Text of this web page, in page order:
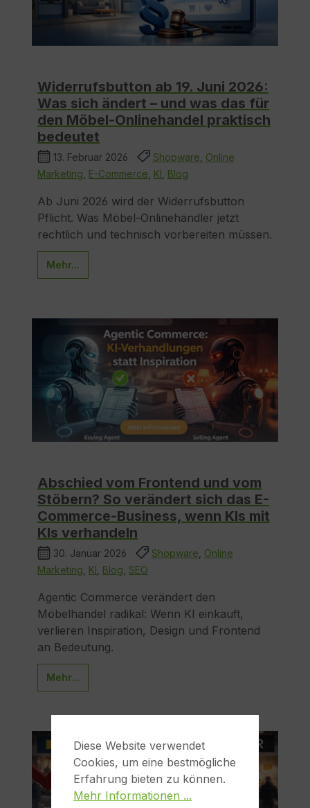
Widerrufsbutton ab 19. Juni 2026:
Was sich ändert – und was das für
den Möbel-Onlinehandel praktisch
bedeutet
13. Februar 2026 Shopware Online
Marketing E-Commerce KI Blog
Ab Juni 2026 wird der Widerrufsbutton
Pflicht. Was Möbel-Onlinehändler jetzt
rechtlich und technisch vorbereiten müssen.
Mehr...
Abschied vom Frontend und vom
Stöbern? So verändert sich das E-
Commerce-Business, wenn KIs mit
KIs verhandeln
30. Januar 2026 Shopware Online
Marketing KI Blog SEO
Agentic Commerce verändert den
Möbelhandel radikal: Wenn KI einkauft,
verlieren Inspiration, Design und Frontend
an Bedeutung.
Mehr...
Diese Website verwendet
Cookies, um eine bestmögliche
Erfahrung bieten zu können.
Mehr Informationen ...